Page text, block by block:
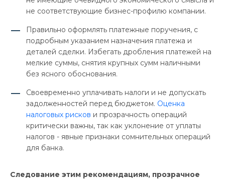
не соответствующие бизнес-профилю компании.
Правильно оформлять платежные поручения, с
подробным указанием назначения платежа и
деталей сделки. Избегать дробления платежей на
мелкие суммы, снятия крупных сумм наличными
без ясного обоснования.
Своевременно уплачивать налоги и не допускать
задолженностей перед бюджетом. Оценка
налоговых рисков и прозрачность операций
критически важны, так как уклонение от уплаты
налогов - явные признаки сомнительных операций
для банка.
Следование этим рекомендациям, прозрачное